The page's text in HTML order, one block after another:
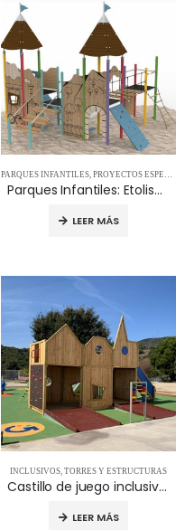
,REDES Y PIRÁMIDES,ROCÓDROMOS,TORRES
PARQUES INFANTILES PROYECTOS ESPECIALES
Parques Infantiles: Etolis-23 Fábula Lummerland 0925123002
LEER MÁS
INCLUSIVOS TORRES Y ESTRUCTURAS
Castillo de juego inclusivo 09.24.835
LEER MÁS